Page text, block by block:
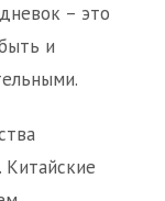
– это
и